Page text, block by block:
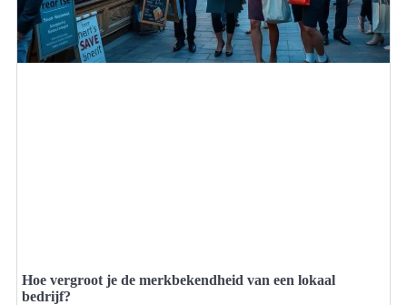
Hoe vergroot je de merkbekendheid van een lokaal
bedrijf?